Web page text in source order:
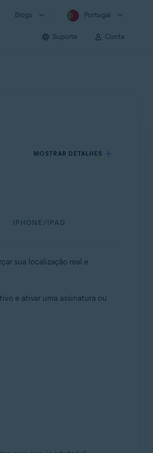
Blogs Portugal
Suporte Conta
MOSTRAR DETALHES
IPHONE/IPAD
sua localização real e
e ativar uma assinatura ou